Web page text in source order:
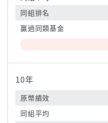
同組排名
贏過同類基金
10年
原幣績效
同組平均